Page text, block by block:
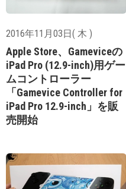
2016年11月03日( 木 )
Apple Store、Gameviceの
iPad Pro (12.9-inch)用ゲー
ムコントローラー
「Gamevice Controller for
iPad Pro 12.9-inch」を販
売開始